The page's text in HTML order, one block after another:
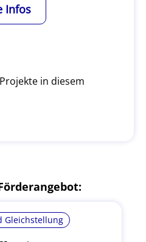
Infos
in diesem
Gleichstellung